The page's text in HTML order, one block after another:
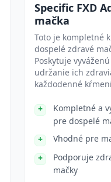
Specific FXD
mačka
Toto je kompletné
dospelé zdravé
Poskytuje
udržanie ich
každodenné
Kompletné a
pre dospelé
Vhodné pre
Podporuje
mačky